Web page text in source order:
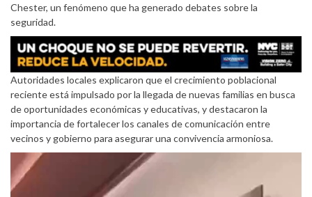
Chester, un fenómeno que ha generado debates sobre la
seguridad.
Autoridades locales explicaron que el crecimiento poblacional
reciente está impulsado por la llegada de nuevas familias en busca
de oportunidades económicas y educativas, y destacaron la
importancia de fortalecer los canales de comunicación entre
vecinos y gobierno para asegurar una convivencia armoniosa.